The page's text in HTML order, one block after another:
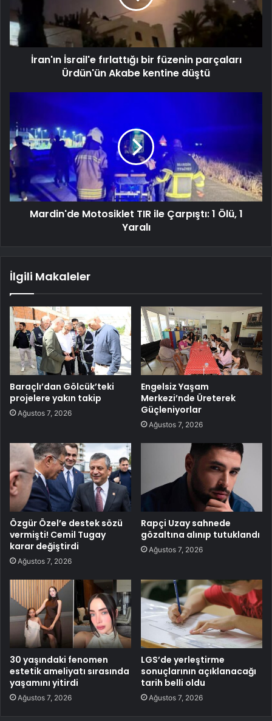
İran'ın İsrail'e fırlattığı bir füzenin parçaları
Ürdün'ün Akabe kentine düştü
Mardin'de Motosiklet TIR ile Çarpıştı: 1 Ölü, 1
Yaralı
İlgili Makaleler
Baraçlı’dan Gölcük’teki
projelere yakın takip
Ağustos 7, 2026
Engelsiz Yaşam
Merkezi’nde Üreterek
Güçleniyorlar
Ağustos 7, 2026
Özgür Özel’e destek sözü
vermişti! Cemil Tugay
karar değiştirdi
Ağustos 7, 2026
Rapçi Uzay sahnede
gözaltına alınıp tutuklandı
Ağustos 7, 2026
30 yaşındaki fenomen
estetik ameliyatı sırasında
yaşamını yitirdi
Ağustos 7, 2026
LGS’de yerleştirme
sonuçlarının açıklanacağı
tarih belli oldu
Ağustos 7, 2026